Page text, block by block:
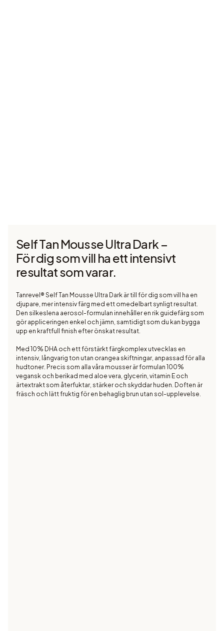
Self Tan Mousse Ultra Dark –
För dig som vill ha ett intensivt
resultat som varar.
Tanrevel® Self Tan Mousse Ultra Dark är till för dig som vill ha en
djupare, mer intensiv färg med ett omedelbart synligt resultat.
Den silkeslena aerosol-formulan innehåller en rik guidefärg som
gör appliceringen enkel och jämn, samtidigt som du kan bygga
upp en kraftfull finish efter önskat resultat.
Med 10% DHA och ett förstärkt färgkomplex utvecklas en
intensiv, långvarig ton utan orangea skiftningar, anpassad för alla
hudtoner. Precis som alla våra mousser är formulan 100%
vegansk och berikad med aloe vera, glycerin, vitamin E och
ärtextrakt som återfuktar, stärker och skyddar huden. Doften är
fräsch och lätt fruktig för en behaglig brun utan sol-upplevelse.